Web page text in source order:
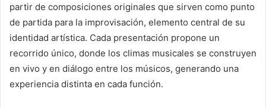
partir de composiciones originales que sirven como punto
de partida para la improvisación, elemento central de su
identidad artística. Cada presentación propone un
recorrido único, donde los climas musicales se construyen
en vivo y en diálogo entre los músicos, generando una
experiencia distinta en cada función.